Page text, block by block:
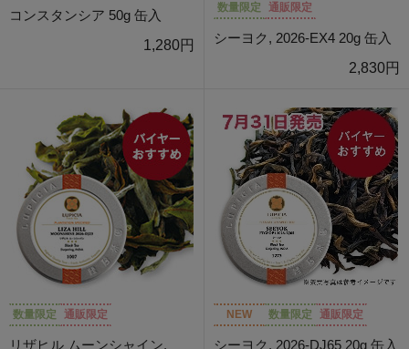
コンスタンシア 50g 缶入
1,280円
数量限定 通販限定
シーヨク, 2026-EX4 20g 缶入
2,830円
数量限定 通販限定
リザヒル ムーンシャイン,
NEW 数量限定 通販限定
シーヨク, 2026-DJ65 20g 缶入